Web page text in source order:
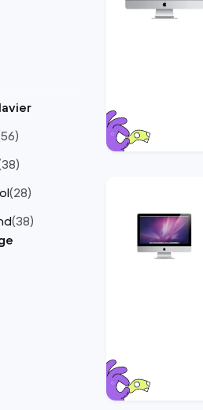
56)
38)
(28)
(38)